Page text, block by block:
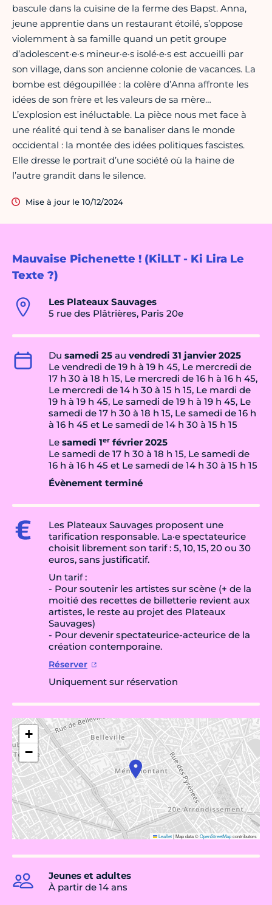
Mauvaise Pichenette ! (KiLLT - Ki Lira Le
Texte ?)
Les Plateaux Sauvages
5 rue des Plâtrières, Paris 20e
Du samedi 25 au vendredi 31 janvier 2025
Le vendredi de 19 h à 19 h 45, Le mercredi de
17 h 30 à 18 h 15, Le mercredi de 16 h à 16 h 45,
Le mercredi de 14 h 30 à 15 h 15, Le mardi de
19 h à 19 h 45, Le samedi de 19 h à 19 h 45, Le
samedi de 17 h 30 à 18 h 15, Le samedi de 16 h
à 16 h 45 et Le samedi de 14 h 30 à 15 h 15
Le samedi 1er février 2025
Le samedi de 17 h 30 à 18 h 15, Le samedi de
16 h à 16 h 45 et Le samedi de 14 h 30 à 15 h 15
Évènement terminé
Les Plateaux Sauvages proposent une
tarification responsable. La·e spectateurice
choisit librement son tarif : 5, 10, 15, 20 ou 30
euros, sans justificatif.
Un tarif :
- Pour soutenir les artistes sur scène (+ de la
moitié des recettes de billetterie revient aux
artistes, le reste au projet des Plateaux
Sauvages)
- Pour devenir spectateurice-acteurice de la
création contemporaine.
Réserver
Uniquement sur réservation
+
−
Leaflet|Map data ©OpenStreetMapcontributors
Jeunes et adultes
À partir de 14 ans
bascule dans la cuisine de la ferme des Bapst. Anna,
jeune apprentie dans un restaurant étoilé, s’oppose
violemment à sa famille quand un petit groupe
d’adolescent·e·s mineur·e·s isolé·e·s est accueilli par
son village, dans son ancienne colonie de vacances. La
bombe est dégoupillée : la colère d’Anna affronte les
idées de son frère et les valeurs de sa mère…
L’explosion est inéluctable. La pièce nous met face à
une réalité qui tend à se banaliser dans le monde
occidental : la montée des idées politiques fascistes.
Elle dresse le portrait d’une société où la haine de
l’autre grandit dans le silence.
Mise à jour le 10/12/2024